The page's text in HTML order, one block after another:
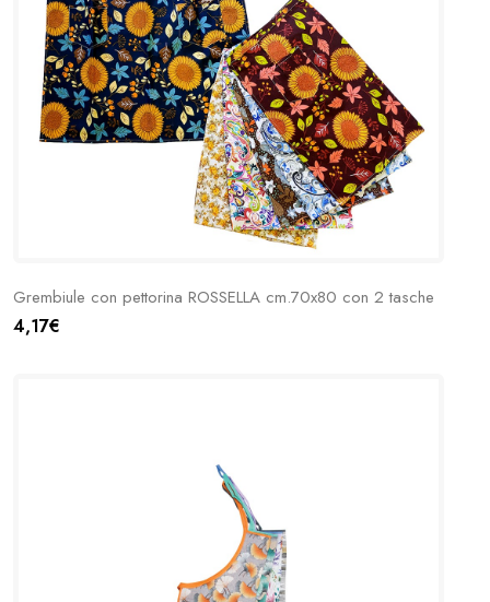
Grembiule con pettorina ROSSELLA cm.70x80 con 2 tasche
4,17€